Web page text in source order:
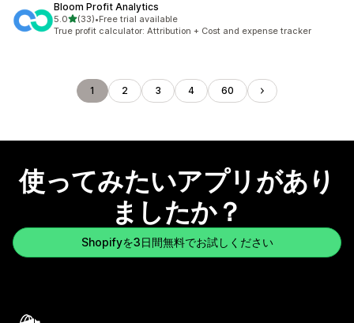
Bloom Profit Analytics
5.05つ星中
(33)
合計レビュー数：33件
•Free trial available
True profit calculator: Attribution + Cost and expense tracker
1 2 3 4 60
使ってみたいアプリがあり
ましたか？
Shopifyを3日間無料でお試しください